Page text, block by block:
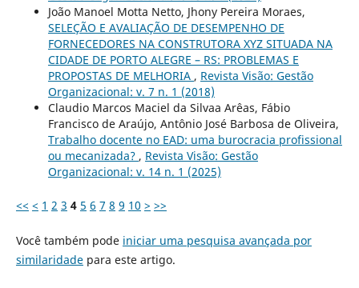
João Manoel Motta Netto, Jhony Pereira Moraes,
SELEÇÃO E AVALIAÇÃO DE DESEMPENHO DE
FORNECEDORES NA CONSTRUTORA XYZ SITUADA NA
CIDADE DE PORTO ALEGRE – RS: PROBLEMAS E
PROPOSTAS DE MELHORIA , Revista Visão: Gestão
Organizacional: v. 7 n. 1 (2018)
Claudio Marcos Maciel da Silvaa Arêas, Fábio
Francisco de Araújo, Antônio José Barbosa de Oliveira,
Trabalho docente no EAD: uma burocracia profissional
ou mecanizada? , Revista Visão: Gestão
Organizacional: v. 14 n. 1 (2025)
<< < 1 2 3 4 5 6 7 8 9 10 > >>
Você também pode iniciar uma pesquisa avançada por
similaridadepara este artigo.